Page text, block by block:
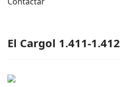
El Cargol 1.411-1.412